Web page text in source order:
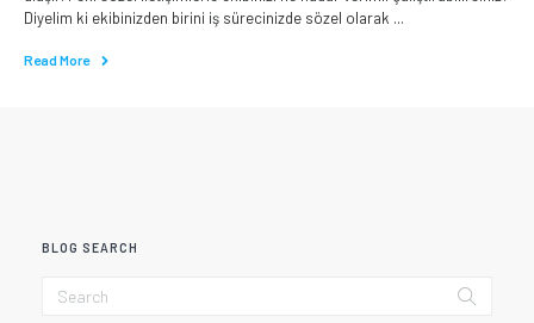
Diyelim ki ekibinizden birini iş sürecinizde sözel olarak ...
Read More
BLOG SEARCH